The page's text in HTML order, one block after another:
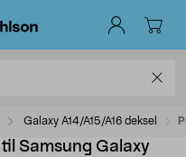
Galaxy A14/A15/A16 deksel
Samsung Galaxy